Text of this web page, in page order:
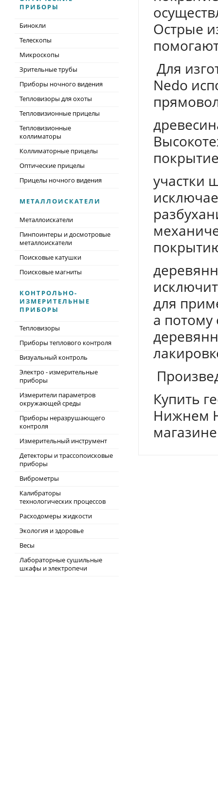
Острые
Для
Nedo
участки
для
а потому
Купить
Нижнем
ПРИБОРЫ
Бинокли
Телескопы
Микроскопы
Зрительные трубы
Приборы ночного видения
Тепловизоры для охоты
Тепловизионные прицелы
Тепловизионные
коллиматоры
Коллиматорные прицелы
Оптические прицелы
Прицелы ночного видения
МЕТАЛЛОИСКАТЕЛИ
Металлоискатели
Пинпоинтеры и досмотровые
металлоискатели
Поисковые катушки
Поисковые магниты
КОНТРОЛЬНО-
ИЗМЕРИТЕЛЬНЫЕ
ПРИБОРЫ
Тепловизоры
Приборы теплового контроля
Визуальный контроль
Электро - измерительные
приборы
Измерители параметров
окружающей среды
Приборы неразрушающего
контроля
Измерительный инструмент
Детекторы и трассопоисковые
приборы
Виброметры
Калибраторы
технологических процессов
Расходомеры жидкости
Экология и здоровье
Весы
Лабораторные сушильные
шкафы и электропечи